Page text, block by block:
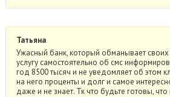
Татьяна
Ужасный банк, который обманывает
услугу самостоятельно об смс
год 8500 тысяч и не уведомляет об этом
на него проценты и долг и самое
даже и не знает. Тк что будьте готовы, что